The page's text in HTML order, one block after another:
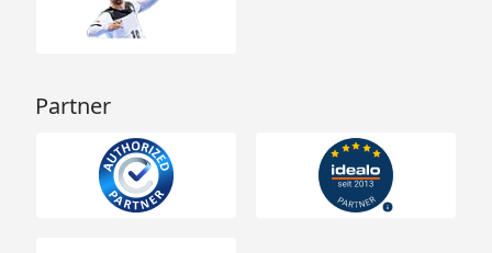
Partner